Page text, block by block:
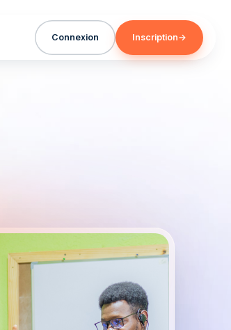
Connexion Inscription→